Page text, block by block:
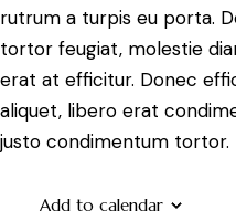
rutrum a turpis eu porta.
tortor feugiat, molestie
erat at efficitur. Donec
aliquet, libero erat
justo condimentum tortor.
Add to calendar